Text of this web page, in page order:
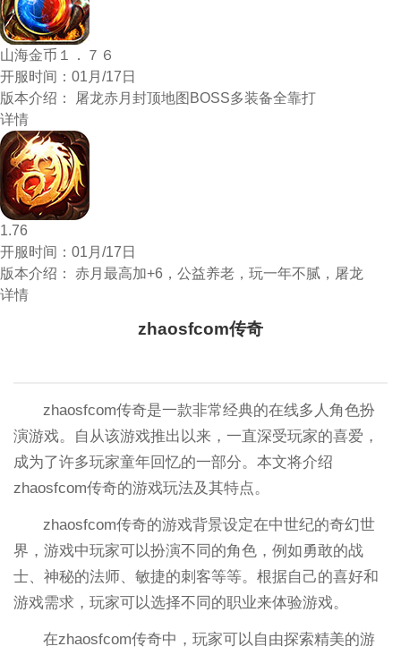
山海金币１．７６
开服时间： 01月/17日
版本介绍：
屠龙赤月封顶地图BOSS多装备全靠打
详情
1.76
开服时间： 01月/17日
版本介绍：
赤月最高加+6，公益养老，玩一年不腻，屠龙
详情
zhaosfcom传奇
zhaosfcom传奇是一款非常经典的在线多人角色扮
演游戏。自从该游戏推出以来，一直深受玩家的喜爱，
成为了许多玩家童年回忆的一部分。本文将介绍
zhaosfcom传奇的游戏玩法及其特点。
zhaosfcom传奇的游戏背景设定在中世纪的奇幻世
界，游戏中玩家可以扮演不同的角色，例如勇敢的战
士、神秘的法师、敏捷的刺客等等。根据自己的喜好和
游戏需求，玩家可以选择不同的职业来体验游戏。
在zhaosfcom传奇中，玩家可以自由探索精美的游